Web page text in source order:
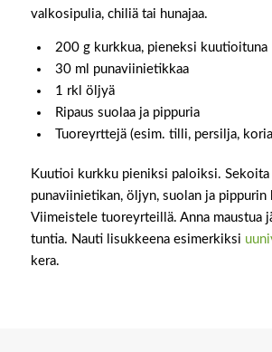
valkosipulia, chiliä tai hunajaa.
200 g kurkkua, pieneksi kuutioituna
30 ml punaviinietikkaa
1 rkl öljyä
Ripaus suolaa ja pippuria
Tuoreyrttejä (esim. tilli, persilja,
Kuutioi kurkku pieniksi paloiksi.
punaviinietikan, öljyn, suolan ja pippurin
Viimeistele tuoreyrteillä. Anna maustua
tuntia. Nauti lisukkeena esimerkiksi
kera.